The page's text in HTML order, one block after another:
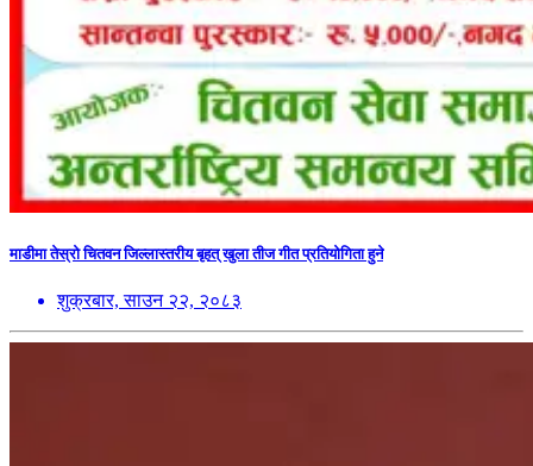
माडीमा तेस्रो चितवन जिल्लास्तरीय बृहत् खुला तीज गीत प्रतियोगिता हुने
शुक्रबार, साउन २२, २०८३